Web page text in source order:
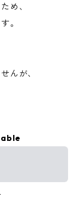
め、
。
んが、